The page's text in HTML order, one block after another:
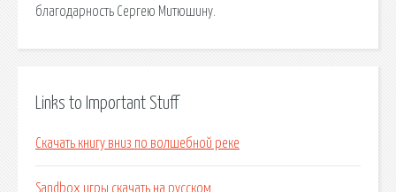
благодарность Сергею Митюшину.
Links to Important Stuff
Скачать книгу вниз по волшебной реке
Sandbox игры скачать на русском